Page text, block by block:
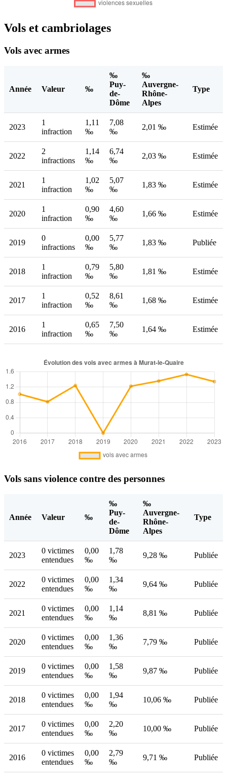
Vols et cambriolages
Vols avec armes
Année Valeur ‰
‰
Puy-
de-
Dôme
‰
Auvergne-
Rhône-
Alpes
Type
2023
1
infraction
1,11
‰
7,08
‰
2,01 ‰ Estimée
2022
2
infractions
1,14
‰
6,74
‰
2,03 ‰ Estimée
2021
1
infraction
1,02
‰
5,07
‰
1,83 ‰ Estimée
2020
1
infraction
0,90
‰
4,60
‰
1,66 ‰ Estimée
2019
0
infractions
0,00
‰
5,77
‰
1,83 ‰ Publiée
2018
1
infraction
0,79
‰
5,80
‰
1,81 ‰ Estimée
2017
1
infraction
0,52
‰
8,61
‰
1,68 ‰ Estimée
2016
1
infraction
0,65
‰
7,50
‰
1,64 ‰ Estimée
Vols sans violence contre des personnes
Année Valeur ‰
‰
Puy-
de-
Dôme
‰
Auvergne-
Rhône-
Alpes
Type
2023
0 victimes
entendues
0,00
‰
1,78
‰
9,28 ‰ Publiée
2022
0 victimes
entendues
0,00
‰
1,34
‰
9,64 ‰ Publiée
2021
0 victimes
entendues
0,00
‰
1,14
‰
8,81 ‰ Publiée
2020
0 victimes
entendues
0,00
‰
1,36
‰
7,79 ‰ Publiée
2019
0 victimes
entendues
0,00
‰
1,58
‰
9,87 ‰ Publiée
2018
0 victimes
entendues
0,00
‰
1,94
‰
10,06 ‰ Publiée
2017
0 victimes
entendues
0,00
‰
2,20
‰
10,00 ‰ Publiée
2016
0 victimes
entendues
0,00
‰
2,79
‰
9,71 ‰ Publiée